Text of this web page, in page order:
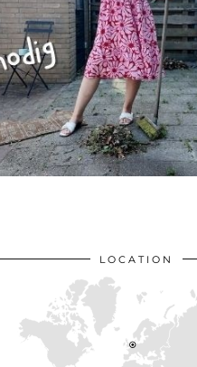
LOCATION